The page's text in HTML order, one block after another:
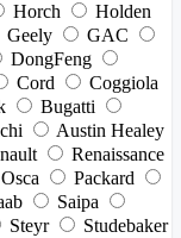
Horch
Holden
Geely
GAC
DongFeng
Cord
Coggiola
Bugatti
Austin Healey
Renaissance
Osca
Packard
Saipa
Steyr
Studebaker